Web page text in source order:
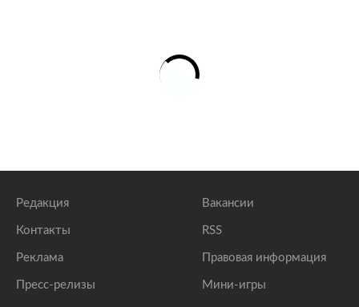
Редакция
Контакты
Реклама
Пресс-релизы
Вакансии
RSS
Правовая информация
Мини-игры